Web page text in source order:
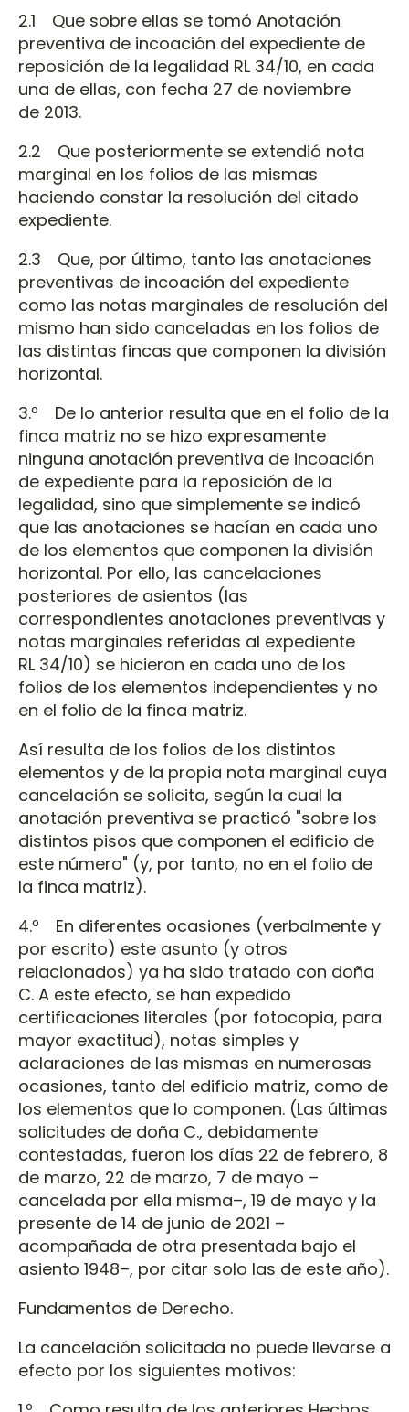
2.1 Que sobre ellas se tomó Anotación
preventiva de incoación del expediente de
reposición de la legalidad RL 34/10, en cada
una de ellas, con fecha 27 de noviembre
de 2013.
2.2 Que posteriormente se extendió nota
marginal en los folios de las mismas
haciendo constar la resolución del citado
expediente.
2.3 Que, por último, tanto las anotaciones
preventivas de incoación del expediente
como las notas marginales de resolución del
mismo han sido canceladas en los folios de
las distintas fincas que componen la división
horizontal.
3.º De lo anterior resulta que en el folio de la
finca matriz no se hizo expresamente
ninguna anotación preventiva de incoación
de expediente para la reposición de la
legalidad, sino que simplemente se indicó
que las anotaciones se hacían en cada uno
de los elementos que componen la división
horizontal. Por ello, las cancelaciones
posteriores de asientos (las
correspondientes anotaciones preventivas y
notas marginales referidas al expediente
RL 34/10) se hicieron en cada uno de los
folios de los elementos independientes y no
en el folio de la finca matriz.
Así resulta de los folios de los distintos
elementos y de la propia nota marginal cuya
cancelación se solicita, según la cual la
anotación preventiva se practicó "sobre los
distintos pisos que componen el edificio de
este número" (y, por tanto, no en el folio de
la finca matriz).
4.º En diferentes ocasiones (verbalmente y
por escrito) este asunto (y otros
relacionados) ya ha sido tratado con doña
C. A este efecto, se han expedido
certificaciones literales (por fotocopia, para
mayor exactitud), notas simples y
aclaraciones de las mismas en numerosas
ocasiones, tanto del edificio matriz, como de
los elementos que lo componen. (Las últimas
solicitudes de doña C., debidamente
contestadas, fueron los días 22 de febrero, 8
de marzo, 22 de marzo, 7 de mayo –
cancelada por ella misma–, 19 de mayo y la
presente de 14 de junio de 2021 –
acompañada de otra presentada bajo el
asiento 1948–, por citar solo las de este año).
Fundamentos de Derecho.
La cancelación solicitada no puede llevarse a
efecto por los siguientes motivos: